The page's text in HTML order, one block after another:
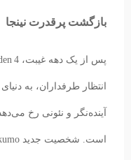
بازگشت پرقدرت نینجا
انتظار طرفداران، به
آینده‌نگر و نئونی رخ